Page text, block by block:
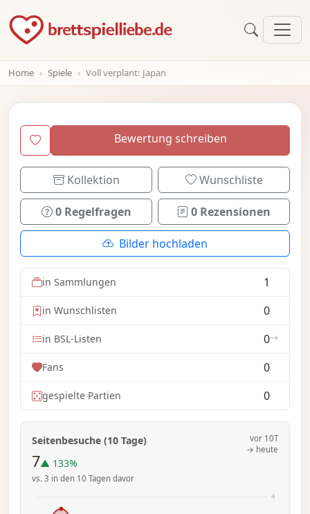
Home Spiele Voll verplant: Japan
Bewertung schreiben
Kollektion Wunschliste
0 Regelfragen 0 Rezensionen
Bilder hochladen
in Sammlungen 1
in Wunschlisten 0
in BSL-Listen 0
Fans 0
gespielte Partien 0
Seitenbesuche (10 Tage)
7▲ 133%
vs. 3 in den 10 Tagen davor
vor 10T
→ heute